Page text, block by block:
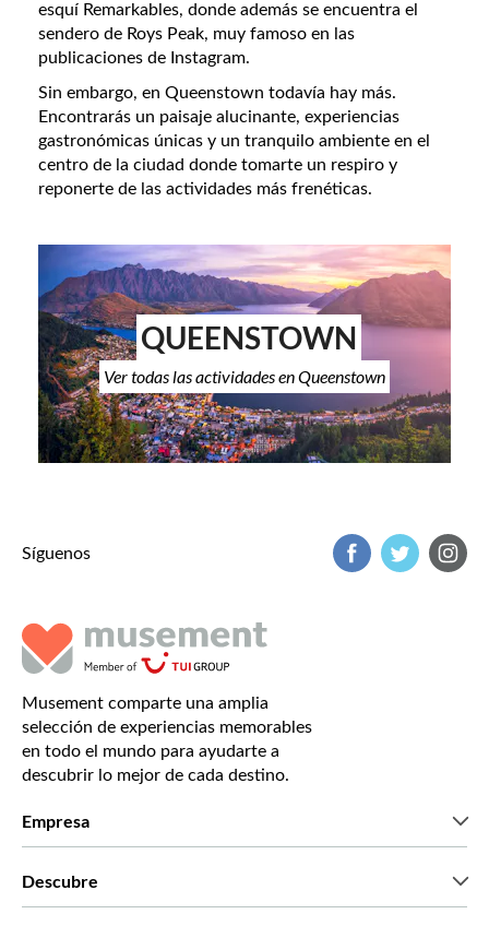
esquí Remarkables, donde además se encuentra el
sendero de Roys Peak, muy famoso en las
publicaciones de Instagram.
Sin embargo, en Queenstown todavía hay más.
Encontrarás un paisaje alucinante, experiencias
gastronómicas únicas y un tranquilo ambiente en el
centro de la ciudad donde tomarte un respiro y
reponerte de las actividades más frenéticas.
QUEENSTOWN
Ver todas las actividades en Queenstown
Síguenos
Musement comparte una amplia
selección de experiencias memorables
en todo el mundo para ayudarte a
descubrir lo mejor de cada destino.
Empresa
Descubre